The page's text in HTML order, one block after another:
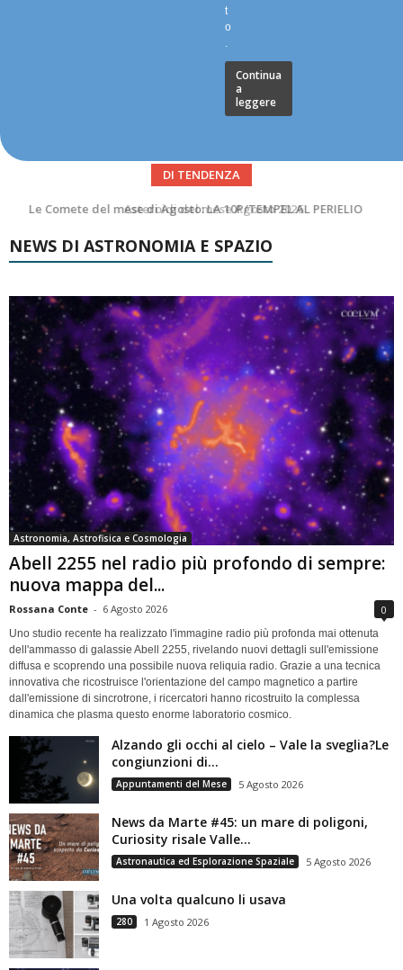
t
o
.
Continua
a
leggere
DI TENDENZA
Asteroidi del mese Agosto 2026
NEWS DI ASTRONOMIA E SPAZIO
Astronomia, Astrofisica e Cosmologia
Abell 2255 nel radio più profondo di sempre:
nuova mappa del...
Rossana Conte - 6 Agosto 2026 0
Uno studio recente ha realizzato l'immagine radio più profonda mai ottenuta
dell'ammasso di galassie Abell 2255, rivelando nuovi dettagli sull'emissione
diffusa e scoprendo una possibile nuova reliquia radio. Grazie a una tecnica
innovativa che ricostruisce l'orientazione del campo magnetico a partire
dall'emissione di sincrotrone, i ricercatori hanno ricostruito la complessa
dinamica che plasma questo enorme laboratorio cosmico.
Alzando gli occhi al cielo – Vale la sveglia?Le
congiunzioni di...
Appuntamenti del Mese 5 Agosto 2026
News da Marte #45: un mare di poligoni,
Curiosity risale Valle...
Astronautica ed Esplorazione Spaziale 5 Agosto 2026
Una volta qualcuno li usava
280 1 Agosto 2026